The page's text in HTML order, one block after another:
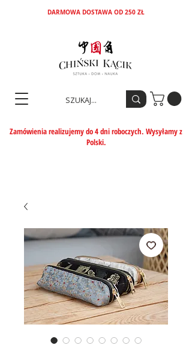
DARMOWA DOSTAWA OD 250 ZŁ
Zamówienia realizujemy do 4 dni roboczych. Wysyłamy z
Polski.